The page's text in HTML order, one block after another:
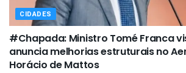
CIDADES
#Chapada: Ministro Tomé Franca
anuncia melhorias estruturais no
Horácio de Mattos